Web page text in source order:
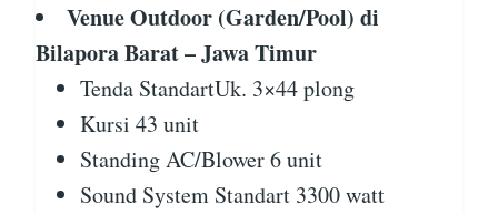
Venue Outdoor (Garden/Pool) di
Bilapora Barat – Jawa Timur
Tenda StandartUk. 3×44 plong
Kursi 43 unit
Standing AC/Blower 6 unit
Sound System Standart 3300 watt